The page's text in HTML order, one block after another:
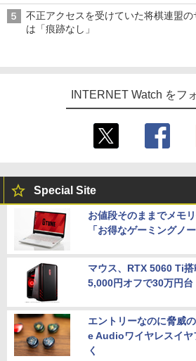
不正アクセスを受けていた将棋連盟
は「痕跡なし」
INTERNET Watch をフ
Special Site
お値段そのままでメモ
「お得なゲーミングノー
マウス、RTX 5060 Ti
5,000円オフで30万円台
エントリーなのに脅威
e Audioワイヤレスイヤ
く